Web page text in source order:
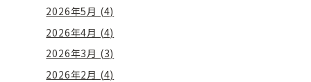
2026年5月 (4)
2026年4月 (4)
2026年3月 (3)
2026年2月 (4)